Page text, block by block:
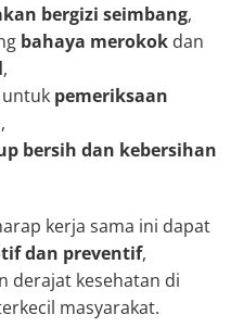
bergizi seimbang,
bahaya merokok dan
,
untuk pemeriksaan
,
bersih dan kebersihan
kerja sama ini dapat
dan preventif,
derajat kesehatan di
masyarakat.